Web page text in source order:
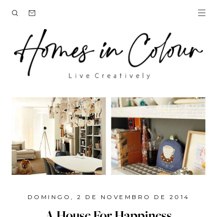
DOMINGO, 2 DE NOVEMBRO DE 2014